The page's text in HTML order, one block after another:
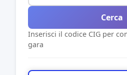
Cerca
Inserisci il codice CIG per
gara